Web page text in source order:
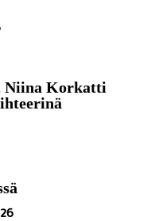
Niina Korkatti